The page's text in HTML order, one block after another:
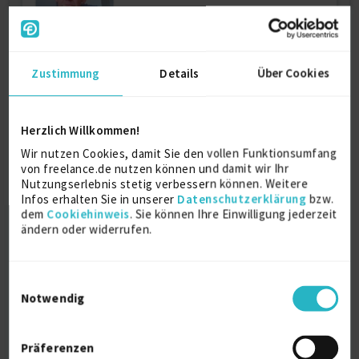
Zustimmung Details Über Cookies
Herzlich Willkommen!
Wir nutzen Cookies, damit Sie den vollen Funktionsumfang
von freelance.de nutzen können und damit wir Ihr
Nutzungserlebnis stetig verbessern können. Weitere
Infos erhalten Sie in unserer Datenschutzerklärung bzw.
dem Cookiehinweis. Sie können Ihre Einwilligung jederzeit
ändern oder widerrufen.
Notwendig
Präferenzen
IT Testing /Testmangement/Software
Lifecycle Ma...
Release-Management
Incident-Management
9 J.
Verfügbarkeit einsehen
0
Referenzen
auf Anfrage
Deutschland